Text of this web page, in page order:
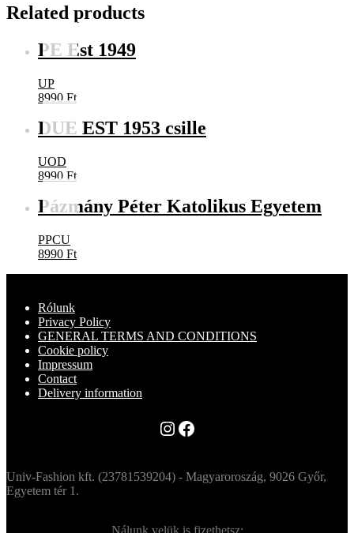
Related products
PE Est 1949
UP
8990 Ft
DUE EST 1953 csille
UOD
8990 Ft
Pázmány Péter Katolikus Egyetem
PPCU
8990 Ft
Rólunk
Privacy Policy
GENERAL TERMS AND CONDITIONS
Cookie policy
Impressum
Contact
Delivery information
Instagram
Facebook
Univ-Fashion kft. (23781539204) - Magyaroroszág, 9026 Győr,
Egyetem tér 1.
Nálunk velük is fizethetsz: